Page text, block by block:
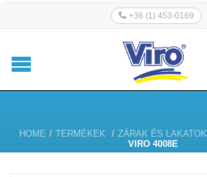
+36 (1) 453-0169
HOME / TERMÉKEK / ZÁRAK ÉS LAKATOK
VIRO 4008E